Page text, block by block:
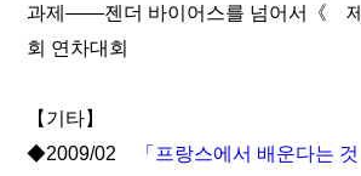
과제――젠더 바이어스를 넘어서《
회 연차대회
【기타】
◆2009/02
「프랑스에서 배운다는